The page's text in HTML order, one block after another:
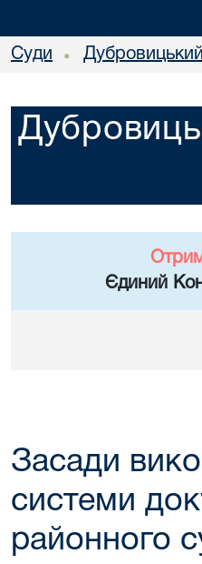
Суди •
Єдиний
Засади
системи
районного